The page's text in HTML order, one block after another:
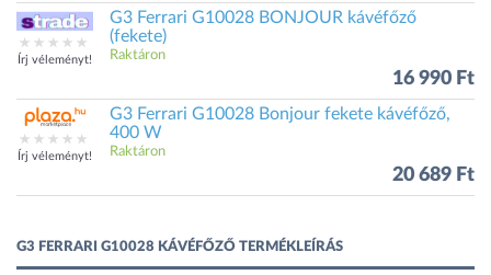
Írj véleményt!
G3 Ferrari G10028 BONJOUR kávéfőző
(fekete)
Raktáron
16 990 Ft
Írj véleményt!
G3 Ferrari G10028 Bonjour fekete kávéfőző,
400 W
Raktáron
20 689 Ft
G3 FERRARI G10028 KÁVÉFŐZŐ TERMÉKLEÍRÁS